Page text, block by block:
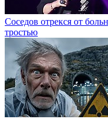
Соседов отрекся от
тростью